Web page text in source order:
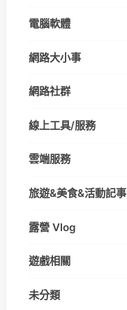
電腦軟體
網路大小事
網路社群
線上工具/服務
雲端服務
旅遊&美食&活動記事
露營 Vlog
遊戲相關
未分類